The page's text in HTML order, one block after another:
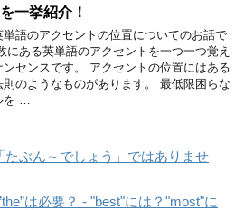
一挙紹介！
単語のアクセントの位置についてのお話で
にある英単語のアクセントを一つ一つ覚え
ンセンスです。 アクセントの位置にはある
則のようなものがあります。 最低限困らな
を …
たぶん～でしょう」ではありませ
は必要？ - "best"には？"most"に